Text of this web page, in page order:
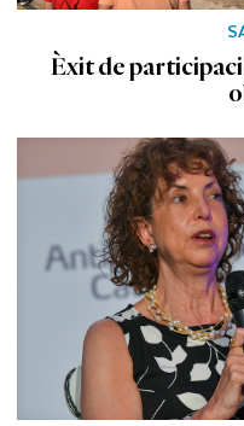
Èxit de